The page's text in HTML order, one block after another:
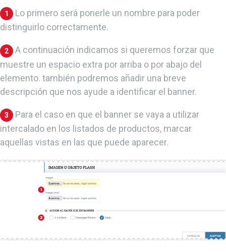
1
Lo primero será ponerle un nombre para poder
distinguirlo correctamente.
2
A continuación indicamos si queremos forzar que
muestre un espacio extra por arriba o por abajo del
elemento. también podremos añadir una breve
descripción que nos ayude a identificar el banner.
3
Para el caso en que el banner se vaya a utilizar
intercalado en los listados de productos, marcar
aquellas vistas en las que puede aparecer.